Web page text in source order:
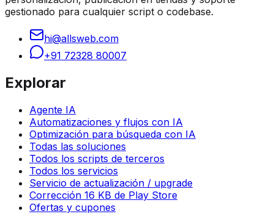
gestionado para cualquier script o codebase.
hi@allsweb.com
+91 72328 80007
Explorar
Agente IA
Automatizaciones y flujos con IA
Optimización para búsqueda con IA
Todas las soluciones
Todos los scripts de terceros
Todos los servicios
Servicio de actualización / upgrade
Corrección 16 KB de Play Store
Ofertas y cupones